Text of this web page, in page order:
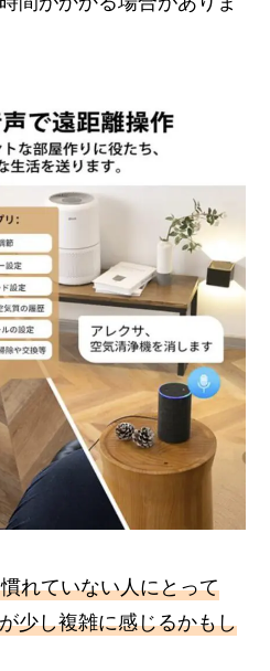
れていない人にとって
少し複雑に感じるかもし